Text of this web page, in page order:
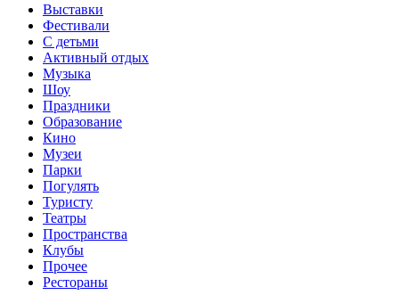
Выставки
Фестивали
С детьми
Активный отдых
Музыка
Шоу
Праздники
Образование
Кино
Музеи
Парки
Погулять
Туристу
Театры
Пространства
Клубы
Прочее
Рестораны